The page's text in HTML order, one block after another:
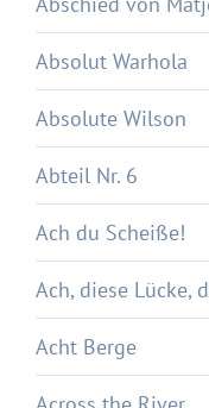
Absolut Warhola
Absolute Wilson
Abteil Nr. 6
Ach du Scheiße!
Ach, diese Lücke,
Acht Berge